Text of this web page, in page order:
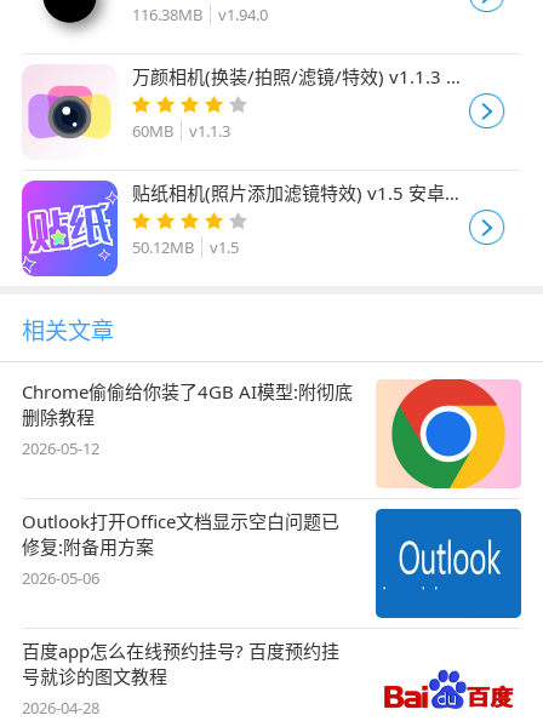
116.38MB v1.94.0
万颜相机(换装/拍照/滤镜/特效) v1.1.3 安
卓版
60MB v1.1.3
贴纸相机(照片添加滤镜特效) v1.5 安卓最
新版
50.12MB v1.5
相关文章
Chrome偷偷给你装了4GB AI模型:附彻底
删除教程
2026-05-12
Outlook打开Office文档显示空白问题已
修复:附备用方案
2026-05-06
百度app怎么在线预约挂号? 百度预约挂
号就诊的图文教程
2026-04-28